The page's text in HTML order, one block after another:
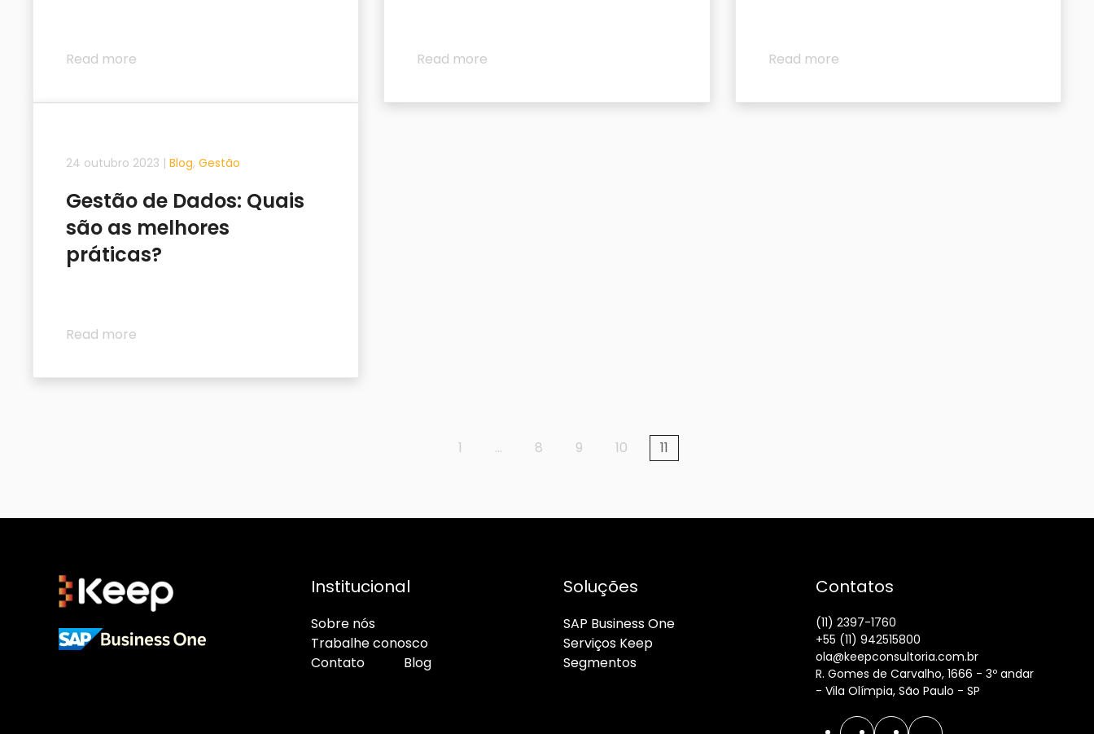
Read more Read more Read more
24 outubro 2023 | Blog, Gestão
Gestão de Dados: Quais
são as melhores
práticas?
Read more
1 … 8 9 10 11
Institucional
Sobre nós
Trabalhe conosco
Contato
Blog
Soluções
SAP Business One
Serviços Keep
Segmentos
Contatos
(11) 2397-1760
+55 (11) 942515800
ola@keepconsultoria.com.br
R. Gomes de Carvalho, 1666 - 3º andar
- Vila Olímpia, São Paulo - SP